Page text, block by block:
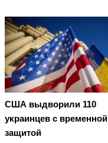
США выдворили 110
украинцев с временной
защитой